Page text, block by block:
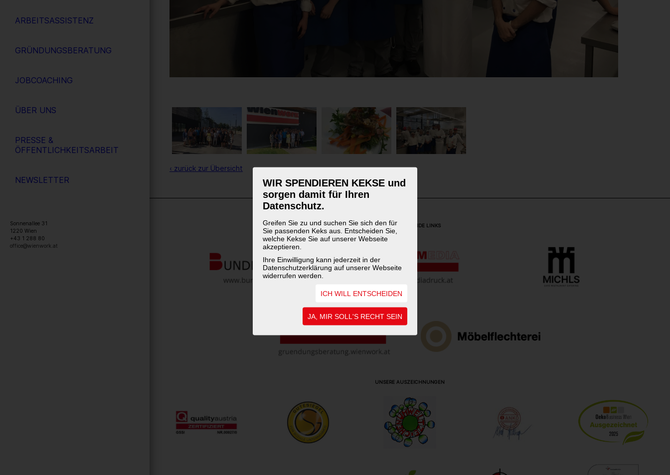
WIR SPENDIEREN KEKSE und
sorgen damit für Ihren
Datenschutz.
Greifen Sie zu und suchen Sie sich den für
Sie passenden Keks aus. Entscheiden Sie,
welche Kekse Sie auf unserer Webseite
akzeptieren.
Ihre Einwilligung kann jederzeit in der
Datenschutzerklärung auf unserer Webseite
widerrufen werden.
ICH WILL ENTSCHEIDEN
JA, MIR SOLL'S RECHT SEIN
ARBEITSASSISTENZ
GRÜNDUNGSBERATUNG
JOBCOACHING
ÜBER UNS
PRESSE &
ÖFFENTLICHKEITSARBEIT
NEWSLETTER
Sonnenallee 31
1220 Wien
+43 1 288 80
office@wienwork.at
‹ zurück zur Übersicht
WEITERFÜHRENDE LINKS
UNSERE AUSZEICHNUNGEN